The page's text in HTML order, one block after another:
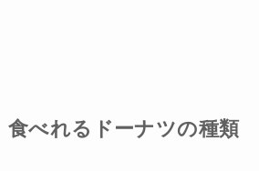
食べれるドーナツの種類